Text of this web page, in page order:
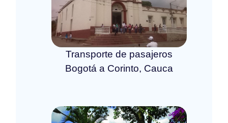
Transporte de pasajeros
Bogotá a Corinto, Cauca